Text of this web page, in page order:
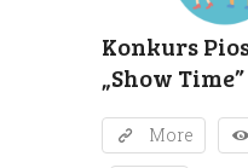
Konkurs
„Show Time”
More